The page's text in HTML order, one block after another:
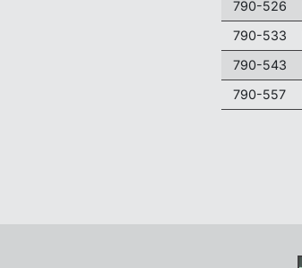
790-526
790-533
790-543
790-557